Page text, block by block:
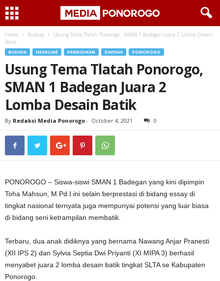
Home Budaya
Usung Tema Tlatah Ponorogo, SMAN 1 Badegan Juara 2 Lomba Desain
Batik
BUDAYA HEADLINE PENDIDIKAN DAERAH PONOROGO
Usung Tema Tlatah Ponorogo,
SMAN 1 Badegan Juara 2
Lomba Desain Batik
By Redaksi Media Ponorogo - October 4, 2021 0
PONOROGO – Siswa-siswi SMAN 1 Badegan yang kini dipimpin
Toha Mahsun, M.Pd.I ini selain berprestasi di bidang essay di
tingkat nasional ternyata juga mempunyai potensi yang luar biasa
di bidang seni ketrampilan membatik.
Terbaru, dua anak didiknya yang bernama Nawang Anjar Pranesti
(XII IPS 2) dan Sylvia Septia Dwi Priyanti (XI MIPA 3) berhasil
menyabet juara 2 lomba desain batik tingkat SLTA se Kabupaten
Ponorogo.